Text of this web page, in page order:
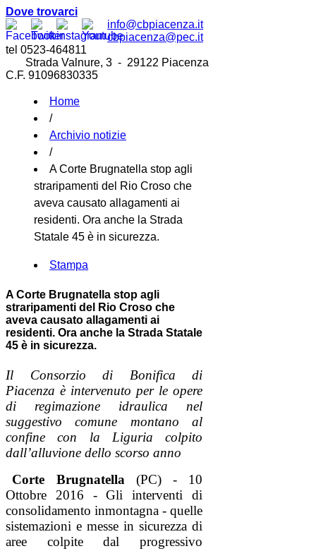
Dove trovarci
info@cbpiacenza.it
cbpiacenza@pec.it
tel 0523-464811
Strada Valnure, 3 - 29122 Piacenza
C.F. 91096830335
Home
/
Archivio notizie
/
A Corte Brugnatella stop agli
straripamenti del Rio Croso che
aveva causato allagamenti ai
residenti. Ora anche la Strada
Statale 45 è in sicurezza.
Stampa
A Corte Brugnatella stop agli
straripamenti del Rio Croso che
aveva causato allagamenti ai
residenti. Ora anche la Strada Statale
45 è in sicurezza.
Il Consorzio di Bonifica di
Piacenza è intervenuto per le opere
di regimazione idraulica nel
suggestivo comune montano al
confine con la Liguria colpito
dall’alluvione dello scorso anno
Corte Brugnatella (PC) - 10
Ottobre 2016 - Gli interventi di
consolidamento inmontagna - quelle
sistemazioni e messe in sicurezza di
aree colpite dal progressivo